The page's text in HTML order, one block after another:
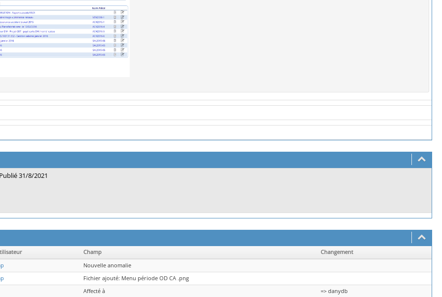
Publié 31/8/2021
Champ
Changement
Nouvelle anomalie
Fichier ajouté: Menu période OD CA .png
Affecté à => danydb